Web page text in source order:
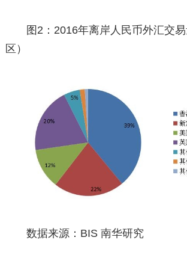
图2：2016年离岸人民币外汇交
区）
数据来源：BIS 南华研究